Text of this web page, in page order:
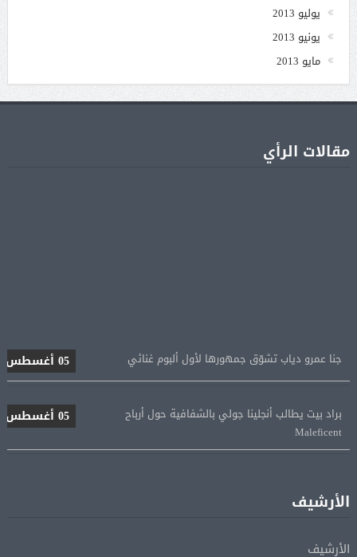
يوليو 2013
يونيو 2013
مايو 2013
مقالات الرأي
Maleficent
لإتمام انتقاله إلى طرابزون سبور
الأرشيف
الأرشيف